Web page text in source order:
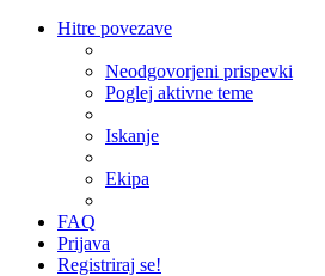
Hitre povezave
Neodgovorjeni prispevki
Poglej aktivne teme
Iskanje
Ekipa
FAQ
Prijava
Registriraj se!